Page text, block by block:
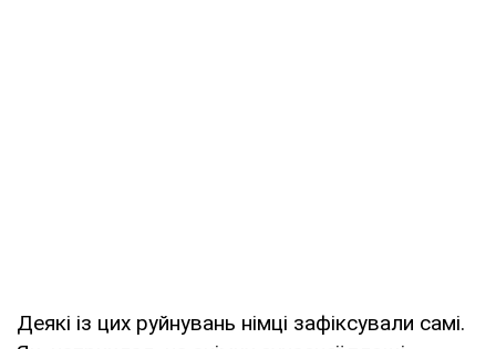
Деякі із цих руйнувань німці зафіксували самі.